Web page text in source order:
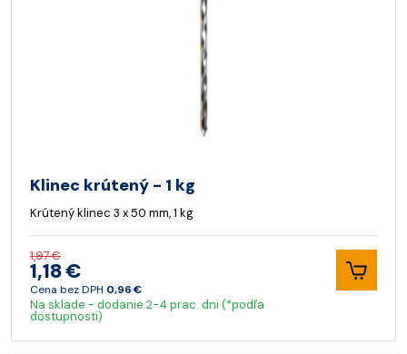
Klinec krútený - 1 kg
Krútený klinec 3 x 50 mm, 1 kg
1,97 €
1,18 €
Cena bez DPH 0,96 €
Na sklade - dodanie 2-4 prac. dni (*podľa
dostupnosti)